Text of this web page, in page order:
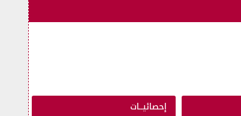
إحصائيــات